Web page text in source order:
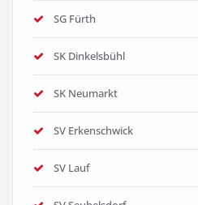
SG Fürth
SK Dinkelsbühl
SK Neumarkt
SV Erkenschwick
SV Lauf